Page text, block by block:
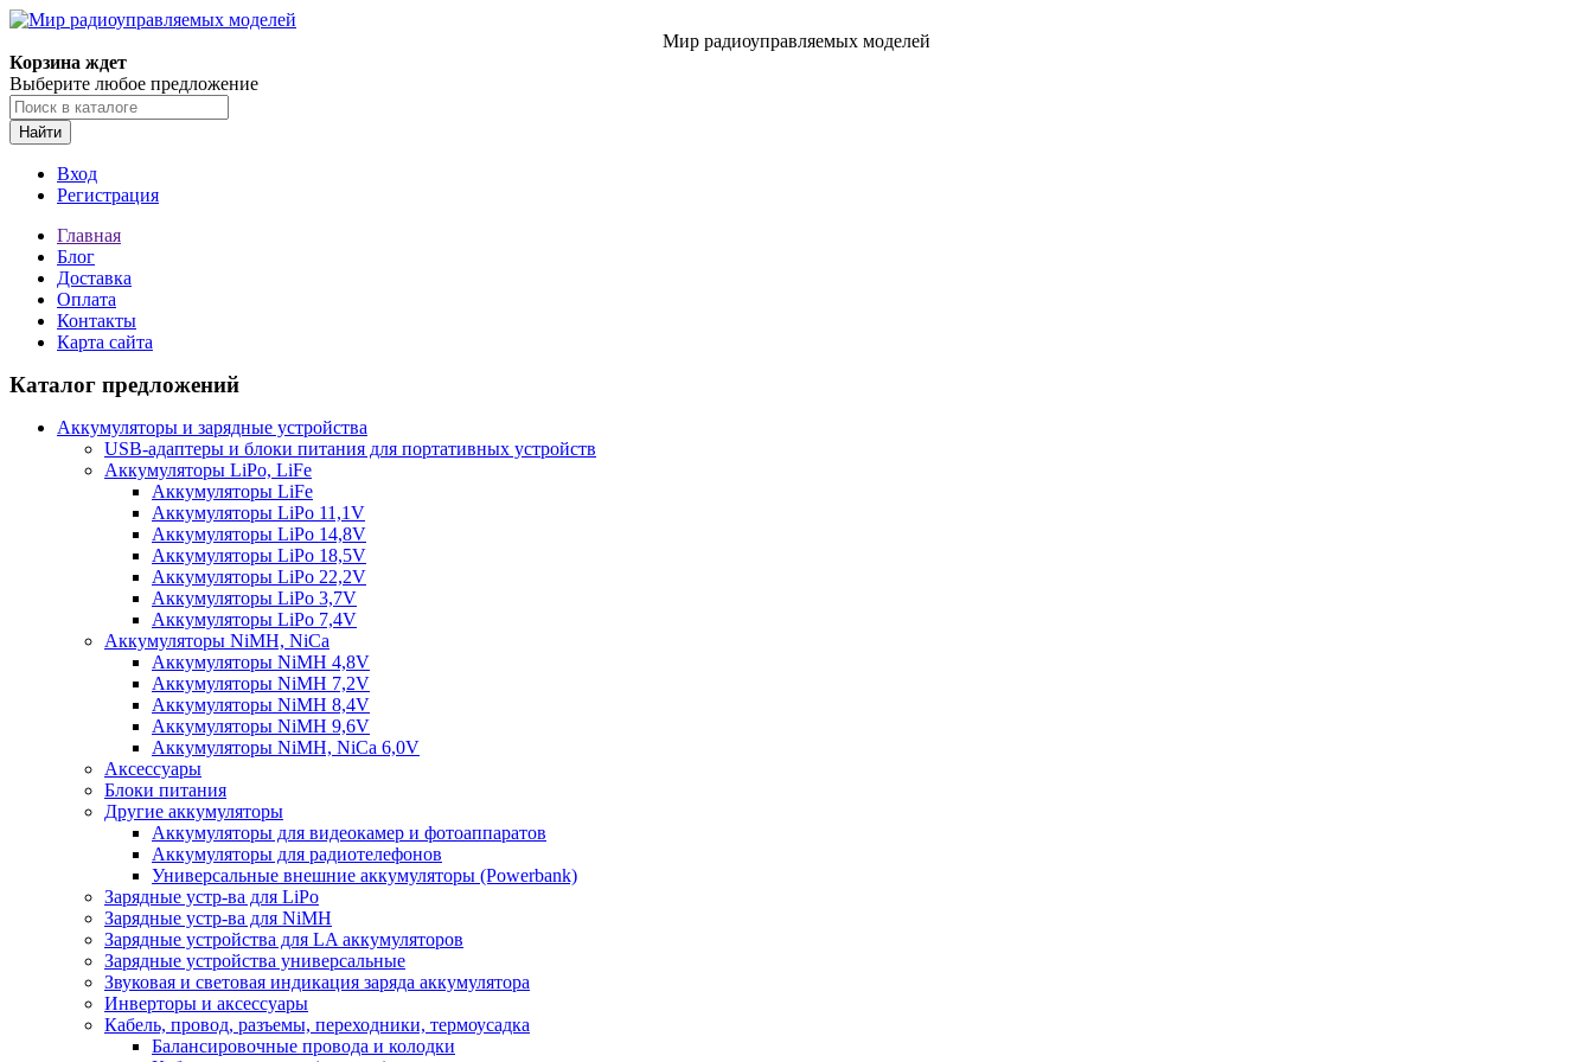
Мир радиоуправляемых моделей
Корзина ждет
Выберите любое предложение
Найти
Вход
Регистрация
Главная
Блог
Доставка
Оплата
Контакты
Карта сайта
Каталог предложений
Аккумуляторы и зарядные устройства
USB-адаптеры и блоки питания для портативных устройств
Аккумуляторы LiPo, LiFe
Аккумуляторы LiFe
Аккумуляторы LiPo 11,1V
Аккумуляторы LiPo 14,8V
Аккумуляторы LiPo 18,5V
Аккумуляторы LiPo 22,2V
Аккумуляторы LiPo 3,7V
Аккумуляторы LiPo 7,4V
Аккумуляторы NiMH, NiCa
Аккумуляторы NiMH 4,8V
Аккумуляторы NiMH 7,2V
Аккумуляторы NiMH 8,4V
Аккумуляторы NiMH 9,6V
Аккумуляторы NiMH, NiCa 6,0V
Аксессуары
Блоки питания
Другие аккумуляторы
Аккумуляторы для видеокамер и фотоаппаратов
Аккумуляторы для радиотелефонов
Универсальные внешние аккумуляторы (Powerbank)
Зарядные устр-ва для LiPo
Зарядные устр-ва для NiMH
Зарядные устройства для LA аккумуляторов
Зарядные устройства универсальные
Звуковая и световая индикация заряда аккумулятора
Инверторы и аксессуары
Кабель, провод, разъемы, переходники, термоусадка
Балансировочные провода и колодки